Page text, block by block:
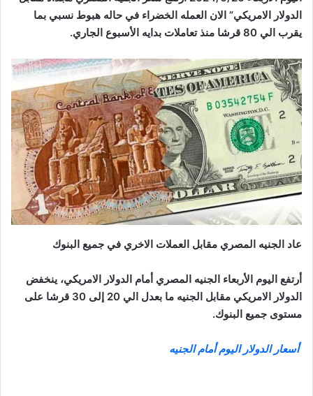
الدولار الامريكي” الان العمله الخضراء في حاله هبوط نسبي بما
يقرب الي 80 قرشا منذ تعاملات بدايه الأسبوع الجاري.
عاد الجنيه المصري مقابل العملات الاخري في جميع البنوك
أرتفع اليوم الأربعاء الجنيه المصري أمام الدولار الامريكي، ينخفض
الدولار الامريكي مقابل الجنيه ما بعدل الي 20 إلى 30 قرشا على
مستوى جميع البنوك.
أسعار الدولار اليوم أمام الجنيه